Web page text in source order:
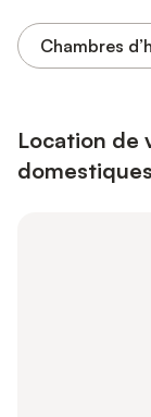
Chambres
Location de